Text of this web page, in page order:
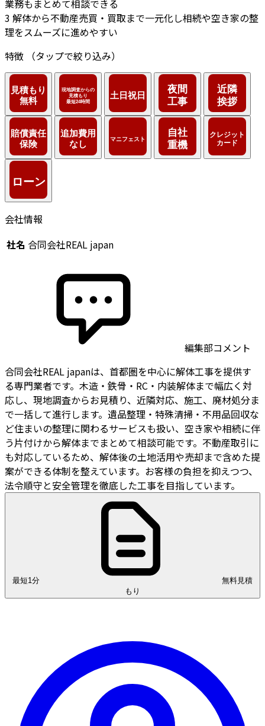
業務もまとめて相談できる
3 解体から不動産売買・買取まで一元化し相続や空き家の整
理をスムーズに進めやすい
特徴
（タップで絞り込み）
会社情報
社名 合同会社REAL japan
編集部コメント
合同会社REAL japanは、首都圏を中心に解体工事を提供す
る専門業者です。木造・鉄骨・RC・内装解体まで幅広く対
応し、現地調査からお見積り、近隣対応、施工、廃材処分ま
で一括して進行します。遺品整理・特殊清掃・不用品回収な
ど住まいの整理に関わるサービスも扱い、空き家や相続に伴
う片付けから解体までまとめて相談可能です。不動産取引に
も対応しているため、解体後の土地活用や売却まで含めた提
案ができる体制を整えています。お客様の負担を抑えつつ、
法令順守と安全管理を徹底した工事を目指しています。
最短1分
もり